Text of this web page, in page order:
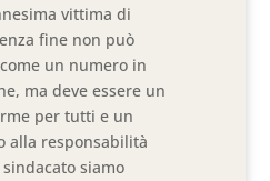
vittima di
fine non può
un numero in
ma deve essere un
per tutti e un
alla responsabilità
siamo